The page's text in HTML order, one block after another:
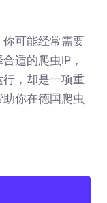
可能经常需要
适的爬虫IP，
，却是一项重
你在德国爬虫